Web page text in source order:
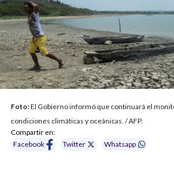
Foto:El Gobierno informó que continuará el
condiciones climáticas y oceánicas. / AFP.
Compartir en:
Facebook
Twitter Whatsapp